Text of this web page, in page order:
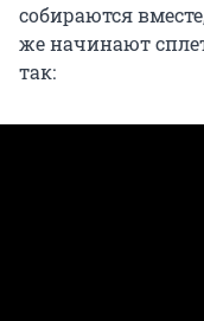
собираются
же начинают
так: